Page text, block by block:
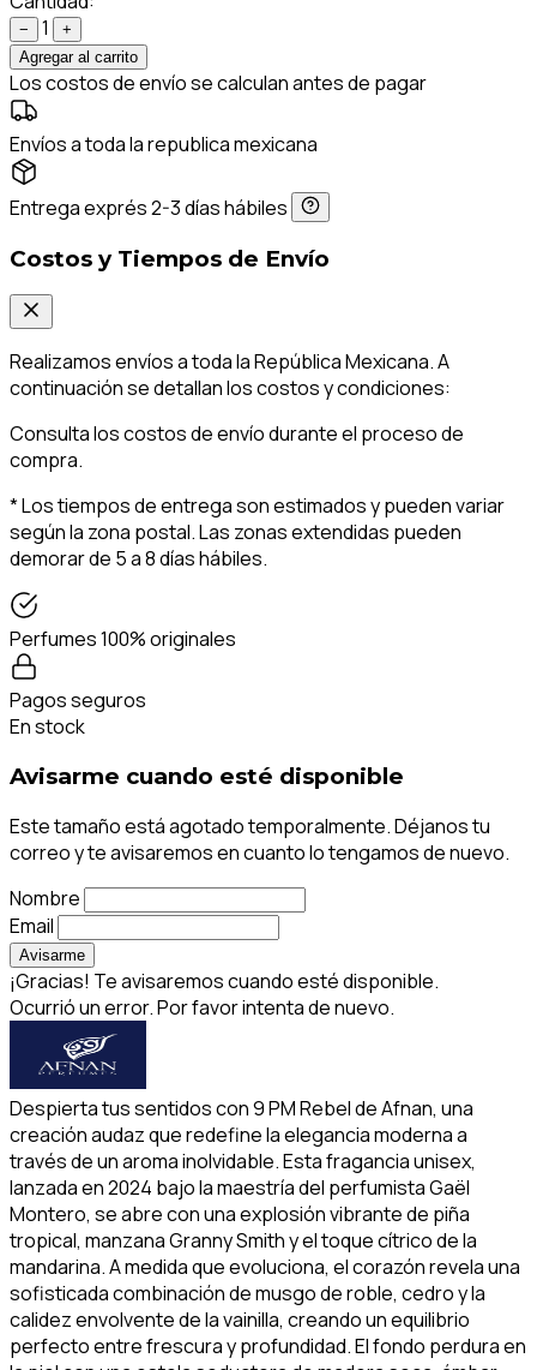
− 1
+
Agregar al carrito
Los costos de envío se calculan antes de pagar
Envíos a toda la republica mexicana
Entrega exprés 2-3 días hábiles
Costos y Tiempos de Envío
Realizamos envíos a toda la República Mexicana. A
continuación se detallan los costos y condiciones:
Consulta los costos de envío durante el proceso de
compra.
* Los tiempos de entrega son estimados y pueden variar
según la zona postal. Las zonas extendidas pueden
demorar de 5 a 8 días hábiles.
Perfumes 100% originales
Pagos seguros
En stock
Avisarme cuando esté disponible
Este tamaño está agotado temporalmente. Déjanos tu
correo y te avisaremos en cuanto lo tengamos de nuevo.
Nombre
Email
Avisarme
¡Gracias! Te avisaremos cuando esté disponible.
Ocurrió un error. Por favor intenta de nuevo.
Despierta tus sentidos con 9 PM Rebel de Afnan, una
creación audaz que redefine la elegancia moderna a
través de un aroma inolvidable. Esta fragancia unisex,
lanzada en 2024 bajo la maestría del perfumista Gaël
Montero, se abre con una explosión vibrante de piña
tropical, manzana Granny Smith y el toque cítrico de la
mandarina. A medida que evoluciona, el corazón revela una
sofisticada combinación de musgo de roble, cedro y la
calidez envolvente de la vainilla, creando un equilibrio
perfecto entre frescura y profundidad. El fondo perdura en